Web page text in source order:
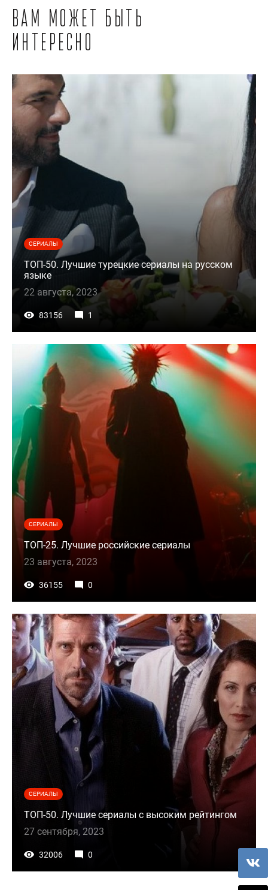
Вам может быть
интересно
СЕРИАЛЫ
ТОП-50. Лучшие турецкие сериалы на русском
языке
22 августа, 2023
83156 1
СЕРИАЛЫ
ТОП-25. Лучшие российские сериалы
23 августа, 2023
36155 0
СЕРИАЛЫ
ТОП-50. Лучшие сериалы с высоким рейтингом
27 сентября, 2023
32006 0